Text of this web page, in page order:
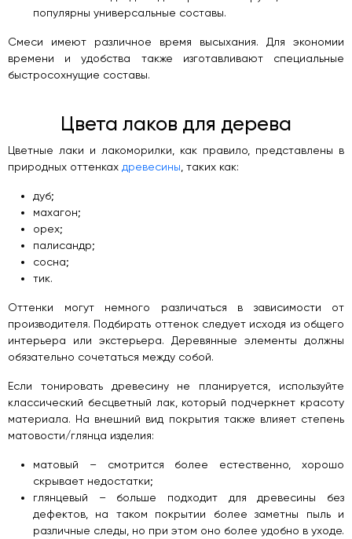
популярны универсальные составы.
Смеси имеют различное время высыхания. Для экономии
времени и удобства также изготавливают специальные
быстросохнущие составы.
Цвета лаков для дерева
Цветные лаки и лакоморилки, как правило, представлены в
природных оттенках древесины , таких как:
дуб;
махагон;
орех;
палисандр;
сосна;
тик.
Оттенки могут немного различаться в зависимости от
производителя. Подбирать оттенок следует исходя из общего
интерьера или экстерьера. Деревянные элементы должны
обязательно сочетаться между собой.
Если тонировать древесину не планируется, используйте
классический бесцветный лак, который подчеркнет красоту
материала. На внешний вид покрытия также влияет степень
матовости/глянца изделия:
матовый – смотрится более естественно, хорошо
скрывает недостатки;
глянцевый – больше подходит для древесины без
дефектов, на таком покрытии более заметны пыль и
различные следы, но при этом оно более удобно в уходе.